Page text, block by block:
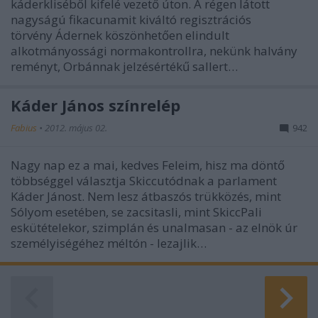
káderkliséből kifelé vezető úton. A régen látott
nagyságú fikacunamit kiváltó regisztrációs
törvény Ádernek köszönhetően elindult
alkotmányossági normakontrollra, nekünk halvány
reményt, Orbánnak jelzésértékű sallert…
Káder János színrelép
Fabius • 2012. május 02. 942
Nagy nap ez a mai, kedves Feleim, hisz ma döntő
többséggel választja Skiccutódnak a parlament
Káder Jánost. Nem lesz átbaszós trükközés, mint
Sólyom esetében, se zacsitasli, mint SkiccPali
eskütételekor, szimplán és unalmasan - az elnök úr
személyiségéhez méltón - lezajlik…